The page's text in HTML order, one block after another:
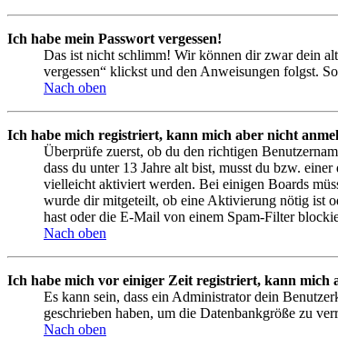
Ich habe mein Passwort vergessen!
Das ist nicht schlimm! Wir können dir zwar dein
vergessen“ klickst und den Anweisungen folgst.
Nach oben
Ich habe mich registriert, kann mich aber nicht
Überprüfe zuerst, ob du den richtigen
dass du unter 13 Jahre alt bist, musst du bzw.
vielleicht aktiviert werden. Bei einigen Boards
wurde dir mitgeteilt, ob eine Aktivierung nötig ist
hast oder die E-Mail von einem Spam-Filter
Nach oben
Ich habe mich vor einiger Zeit registriert, kann mich
Es kann sein, dass ein Administrator dein
geschrieben haben, um die Datenbankgröße zu
Nach oben